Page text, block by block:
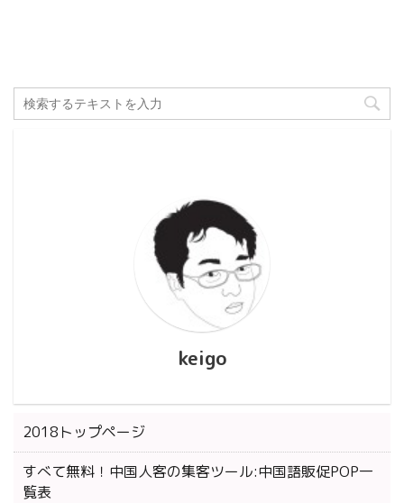
keigo
2018トップページ
すべて無料！中国人客の集客ツール:中国語販促POP一
覧表